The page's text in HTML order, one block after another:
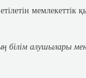
мемлекеттік
білім алушылары